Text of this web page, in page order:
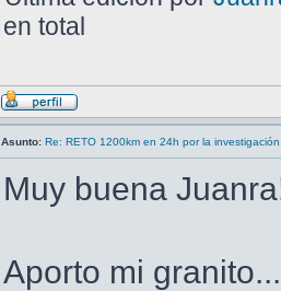
en total
Asunto: Re: RETO 1200km en 24h por la
Muy buena
Aporto mi